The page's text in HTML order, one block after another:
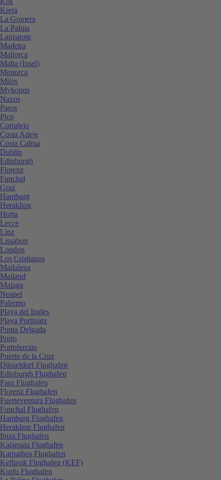
Kreta
La Gomera
La Palma
Lanzarote
Madeira
Mallorca
Malta (Insel)
Menorca
Milos
Mykonos
Naxos
Paros
Pico
Corralejo
Costa Adeje
Costa Calma
Dublin
Edinburgh
Florenz
Funchal
Graz
Hamburg
Heraklion
Horta
Lecce
Linz
Lissabon
London
Los Cristianos
Madalena
Mailand
Malaga
Neapel
Palermo
Playa del Ingles
Playa Portinatx
Ponta Delgada
Porto
Portoferraio
Puerto de la Cruz
Düsseldorf Flughafen
Edinburgh Flughafen
Faro Flughafen
Florenz Flughafen
Fuerteventura Flughafen
Funchal Flughafen
Hamburg Flughafen
Heraklion Flughafen
Ibiza Flughafen
Kalamata Flughafen
Karpathos Flughafen
Keflavik Flughafen (KEF)
Korfu Flughafen